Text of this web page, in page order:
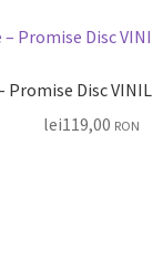
lei119,00 RON